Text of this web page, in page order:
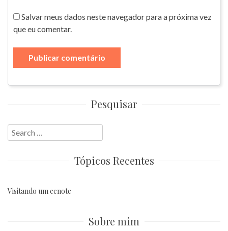
Salvar meus dados neste navegador para a próxima vez
que eu comentar.
Pesquisar
Search
for:
Tópicos Recentes
Visitando um cenote
Sobre mim